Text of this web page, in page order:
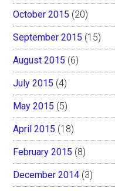
October 2015 (20)
September 2015 (15)
August 2015 (6)
July 2015 (4)
May 2015 (5)
April 2015 (18)
February 2015 (8)
December 2014 (3)